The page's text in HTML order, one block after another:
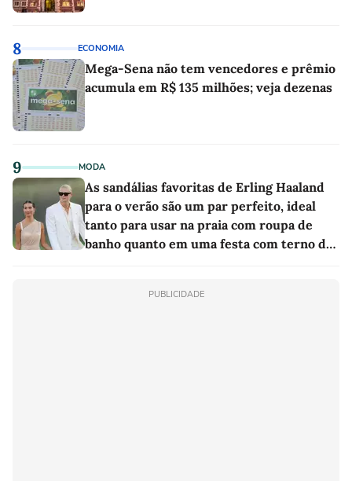
8 ECONOMIA
Mega-Sena não tem vencedores e prêmio
acumula em R$ 135 milhões; veja dezenas
9 MODA
As sandálias favoritas de Erling Haaland
para o verão são um par perfeito, ideal
tanto para usar na praia com roupa de
banho quanto em uma festa com terno de
PUBLICIDADE